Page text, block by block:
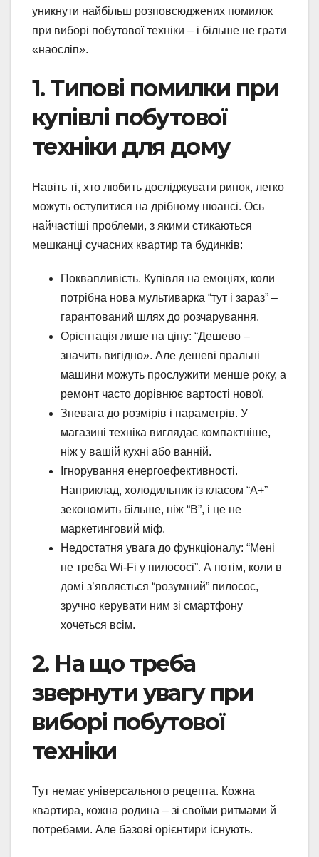
уникнути найбільш розповсюджених помилок
при виборі побутової техніки – і більше не грати
«наосліп».
1. Типові помилки при
купівлі побутової
техніки для дому
Навіть ті, хто любить досліджувати ринок, легко
можуть оступитися на дрібному нюансі. Ось
найчастіші проблеми, з якими стикаються
мешканці сучасних квартир та будинків:
Поквапливість. Купівля на емоціях, коли
потрібна нова мультиварка “тут і зараз” –
гарантований шлях до розчарування.
Орієнтація лише на ціну: “Дешево –
значить вигідно». Але дешеві пральні
машини можуть прослужити менше року, а
ремонт часто дорівнює вартості нової.
Зневага до розмірів і параметрів. У
магазині техніка виглядає компактніше,
ніж у вашій кухні або ванній.
Ігнорування енергоефективності.
Наприклад, холодильник із класом “А+”
зекономить більше, ніж “В”, і це не
маркетинговий міф.
Недостатня увага до функціоналу: “Мені
не треба Wi-Fi у пилососі”. А потім, коли в
домі з’являється “розумний” пилосос,
зручно керувати ним зі смартфону
хочеться всім.
2. На що треба
звернути увагу при
виборі побутової
техніки
Тут немає універсального рецепта. Кожна
квартира, кожна родина – зі своїми ритмами й
потребами. Але базові орієнтири існують.